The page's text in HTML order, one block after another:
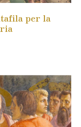
per la